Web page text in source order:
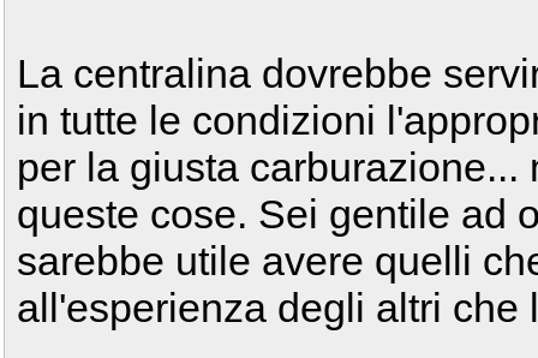
La centralina dovrebbe
in tutte le condizioni
per la giusta
queste cose. Sei gentile ad
sarebbe utile avere quelli
all'esperienza degli altri che